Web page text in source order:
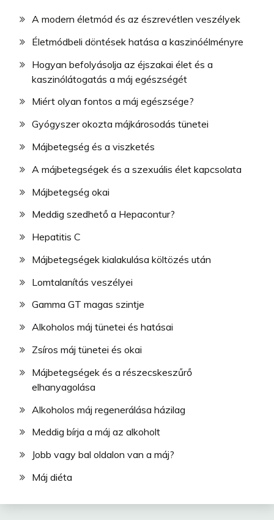
A modern életmód és az észrevétlen veszélyek
Életmódbeli döntések hatása a kaszinóélményre
Hogyan befolyásolja az éjszakai élet és a
kaszinólátogatás a máj egészségét
Miért olyan fontos a máj egészsége?
Gyógyszer okozta májkárosodás tünetei
Májbetegség és a viszketés
A májbetegségek és a szexuális élet kapcsolata
Májbetegség okai
Meddig szedhető a Hepacontur?
Hepatitis C
Májbetegségek kialakulása költözés után
Lomtalanítás veszélyei
Gamma GT magas szintje
Alkoholos máj tünetei és hatásai
Zsíros máj tünetei és okai
Májbetegségek és a részecskeszűrő
elhanyagolása
Alkoholos máj regenerálása házilag
Meddig bírja a máj az alkoholt
Jobb vagy bal oldalon van a máj?
Máj diéta